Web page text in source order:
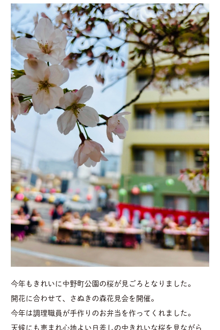
今年もきれいに中野町公園の桜が見ごろとなりました。
開花に合わせて、さぬきの森花見会を開催。
今年は調理職員が手作りのお弁当を作ってくれました。
天候にも恵まれ心地よい日差しの中きれいな桜を見ながら